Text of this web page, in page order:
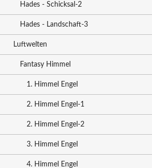
Hades - Schicksal-2
Hades - Landschaft-3
Luftwelten
Fantasy Himmel
1. Himmel Engel
2. Himmel Engel-1
2. Himmel Engel-2
3. Himmel Engel
4. Himmel Engel